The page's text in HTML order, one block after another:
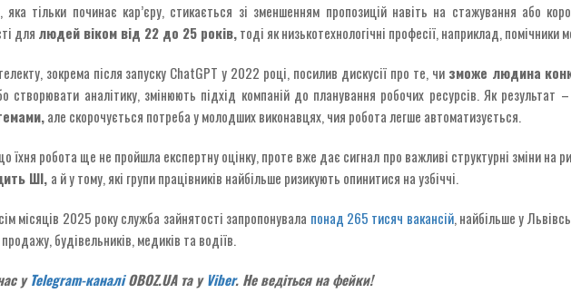
тільки починає кар’єру, стикається зі зменшенням пропозицій навіть на стажування або
для людей віком від 22 до 25 років,тоді як низькотехнологічні професії, наприклад,
зокрема після запуску ChatGPT у 2022 році, посилив дискусії про те, чи зможе людина
створювати аналітику, змінюють підхід компаній до планування робочих ресурсів. Як результат –
але скорочується потреба у молодших виконавцях, чия робота легше автоматизується.
робота ще не пройшла експертну оцінку, проте вже дає сигнал про важливі структурні зміни на
ШІ, а й у тому, які групи працівників найбільше ризикують опинитися на узбіччі.
місяців 2025 року служба зайнятості запропонувала понад 265 тисяч вакансій, найбільше у
будівельників, медиків та водіїв.
уTelegram-каналіOBOZ.UA та уViber. Не ведіться на фейки!